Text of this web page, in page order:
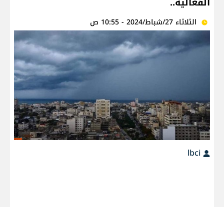
الثلاثاء 27/شباط/2024 - 10:55 ص